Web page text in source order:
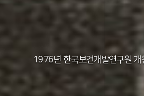
1971년 가족계획연구원
1976년 한국보건개발연구원 개
1982년 한국인구보건연구원 신청사 준
2012년 한국보건사회연구원 서울 청사
2011년 한국보건사회연구원 설립 40주년
2014년 한국보건사회연구원 세종 청사